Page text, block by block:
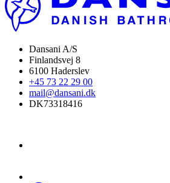
Dansani A/S
Finlandsvej 8
6100 Haderslev
+45 73 22 29 00
mail@dansani.dk
DK73318416